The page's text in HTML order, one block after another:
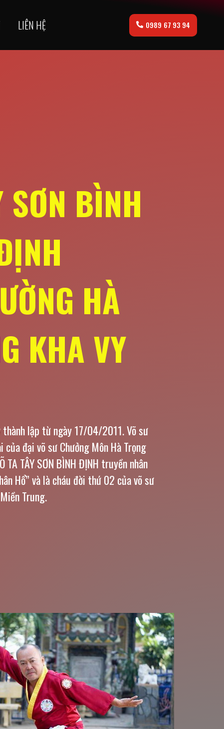
LIÊN HỆ 0989 67 93 94
SƠN BÌNH
HÀ
KHA VY
thành lập từ ngày 17/04/2011. Võ sư
của đại võ sư Chưởng Môn Hà Trọng
TA TÂY SƠN BÌNH ĐỊNH truyền nhân
Hổ” và là cháu đời thứ 02 của võ sư
Trung.